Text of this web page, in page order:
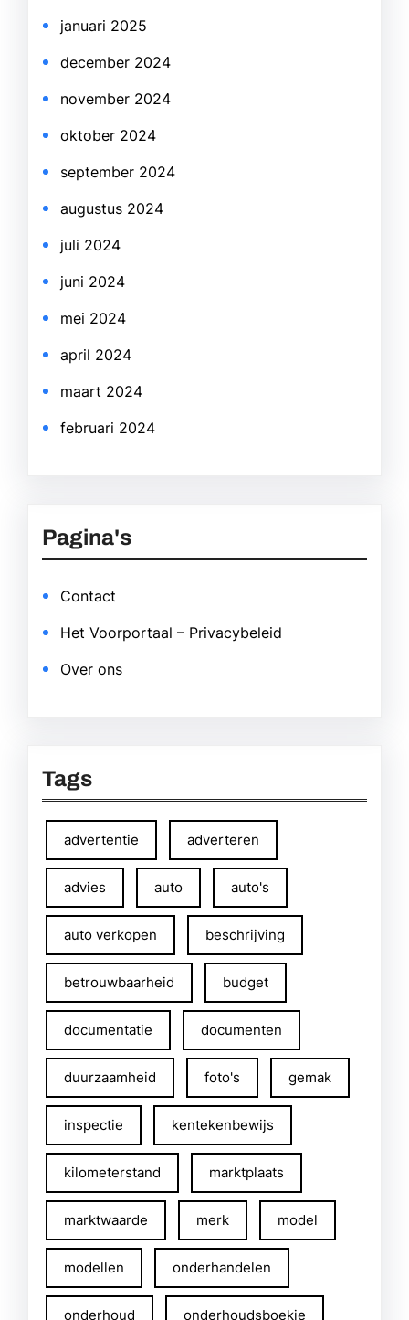
januari 2025
december 2024
november 2024
oktober 2024
september 2024
augustus 2024
juli 2024
juni 2024
mei 2024
april 2024
maart 2024
februari 2024
Pagina's
Contact
Het Voorportaal – Privacybeleid
Over ons
Tags
advertentie adverteren
advies auto auto's
auto verkopen beschrijving
betrouwbaarheid budget
documentatie documenten
duurzaamheid foto's gemak
inspectie kentekenbewijs
kilometerstand marktplaats
marktwaarde merk model
modellen onderhandelen
onderhoud onderhoudsboekje